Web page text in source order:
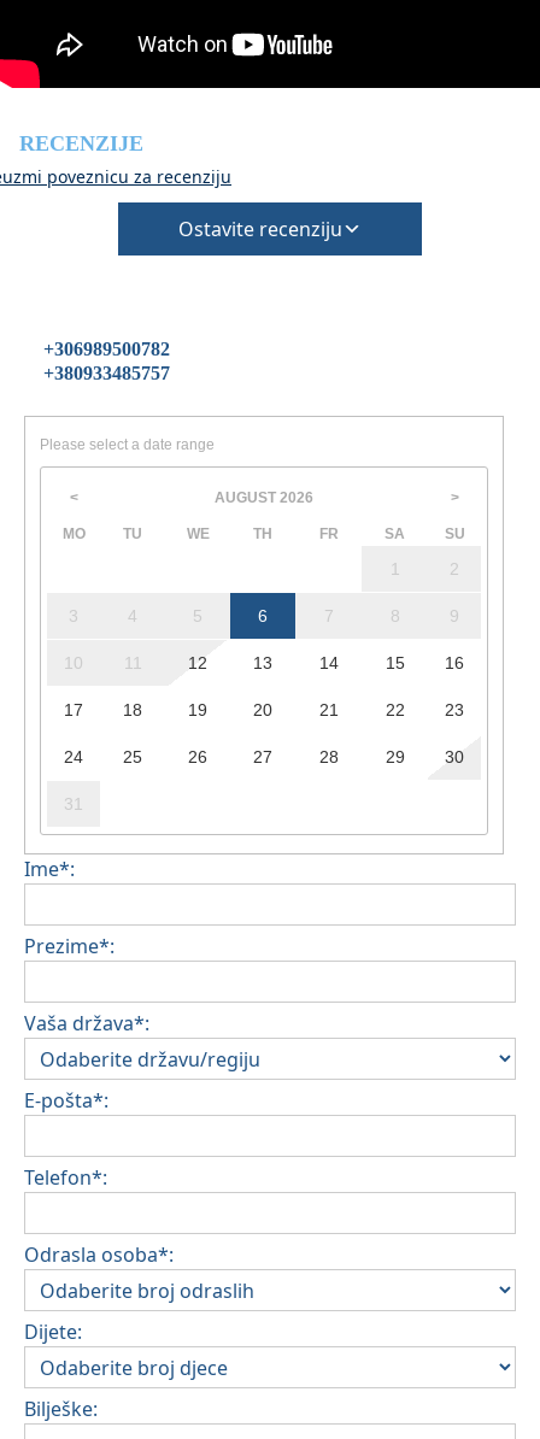
je potvrditi prilikom rezervacije.
(Potrebno je dodatno naplatiti čišćenje i polog za štetu)
RECENZIJE
poveznicu za recenziju
Ostavite recenziju
+306989500782
+380933485757
Please select a date range
< AUGUST 2026 >
MO TU WE TH FR SA SU
1 2
3 4 5 6 7 8 9
10 11 12 13 14 15 16
17 18 19 20 21 22 23
24 25 26 27 28 29 30
31
Ime*:
Prezime*:
Vaša država*:
E-pošta*:
Telefon*:
Odrasla osoba*:
Dijete:
Bilješke: